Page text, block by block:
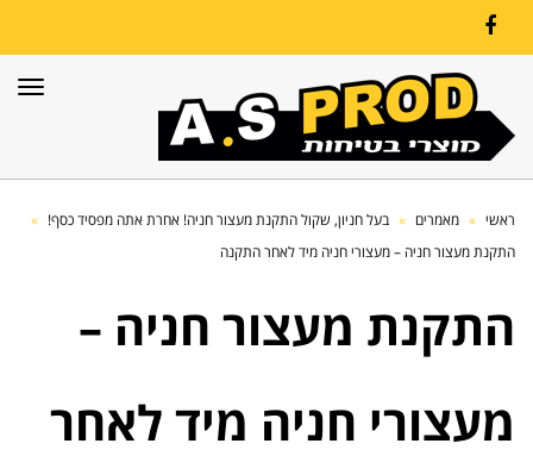
Facebook
ראשי » מאמרים » בעל חניון, שקול התקנת מעצור חניה! אחרת אתה מפסיד כסף! »
התקנת מעצור חניה – מעצורי חניה מיד לאחר התקנה
התקנת מעצור חניה –
מעצורי חניה מיד לאחר